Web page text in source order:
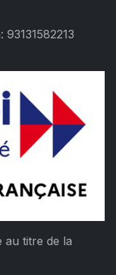
au titre de la